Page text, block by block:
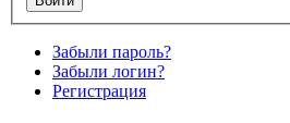
Забыли пароль?
Забыли логин?
Регистрация